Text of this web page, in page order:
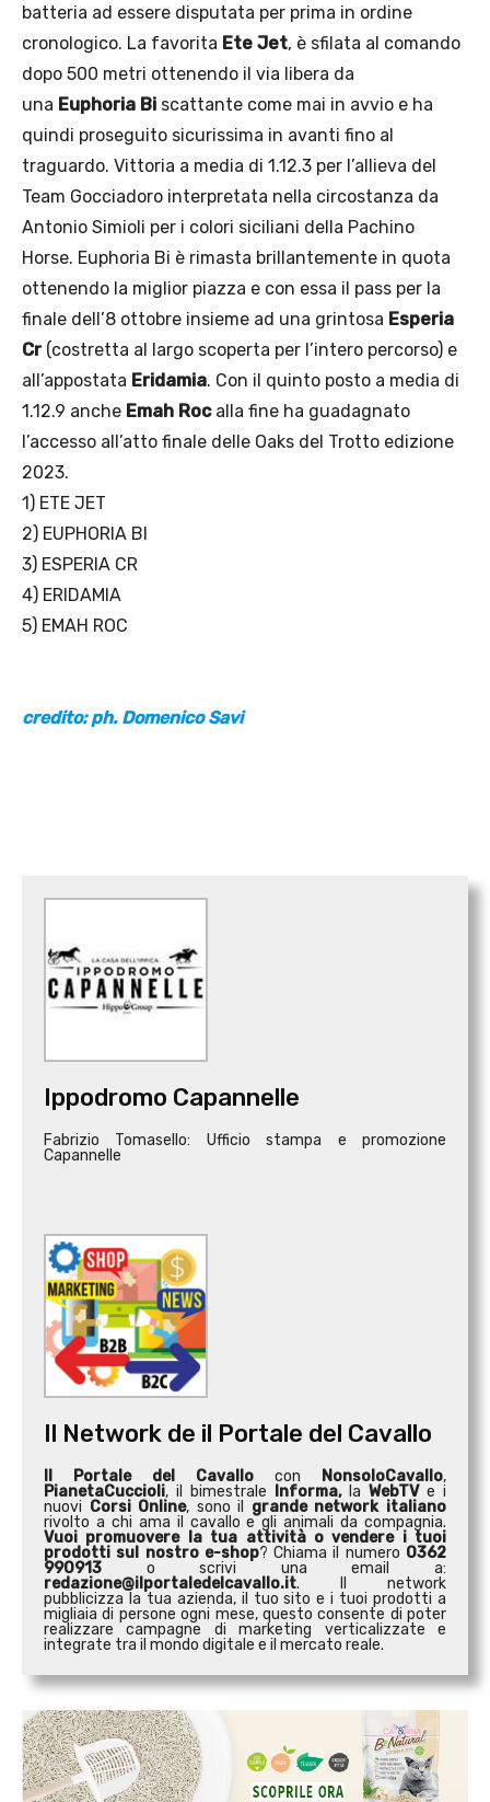
batteria ad essere disputata per prima in ordine
cronologico. La favorita Ete Jet, è sfilata al comando
dopo 500 metri ottenendo il via libera da
una Euphoria Bi scattante come mai in avvio e ha
quindi proseguito sicurissima in avanti fino al
traguardo. Vittoria a media di 1.12.3 per l’allieva del
Team Gocciadoro interpretata nella circostanza da
Antonio Simioli per i colori siciliani della Pachino
Horse. Euphoria Bi è rimasta brillantemente in quota
ottenendo la miglior piazza e con essa il pass per la
finale dell’8 ottobre insieme ad una grintosa Esperia
Cr(costretta al largo scoperta per l’intero percorso) e
all’appostata Eridamia. Con il quinto posto a media di
1.12.9 anche Emah Rocalla fine ha guadagnato
l’accesso all’atto finale delle Oaks del Trotto edizione
2023.
1) ETE JET
2) EUPHORIA BI
3) ESPERIA CR
4) ERIDAMIA
5) EMAH ROC
credito: ph. Domenico Savi
Ippodromo Capannelle
Fabrizio Tomasello: Ufficio stampa e promozione
Capannelle
Il Network de il Portale del Cavallo
Il Portale del Cavallo con NonsoloCavallo,
PianetaCuccioli, il bimestrale Informa,laWebTVe i
nuovi Corsi Online, sono il grande network italiano
rivolto a chi ama il cavallo e gli animali da compagnia.
Vuoi promuovere la tua attività ovendere i tuoi
prodotti sul nostro e-shop? Chiama il numero 0362
990913 o scrivi una email a:
redazione@ilportaledelcavallo.it. Il network
pubblicizza la tua azienda, il tuo sito e i tuoi prodotti a
migliaia di persone ogni mese, questo consente di poter
realizzare campagne di marketing verticalizzate e
integrate tra il mondo digitale e il mercato reale.